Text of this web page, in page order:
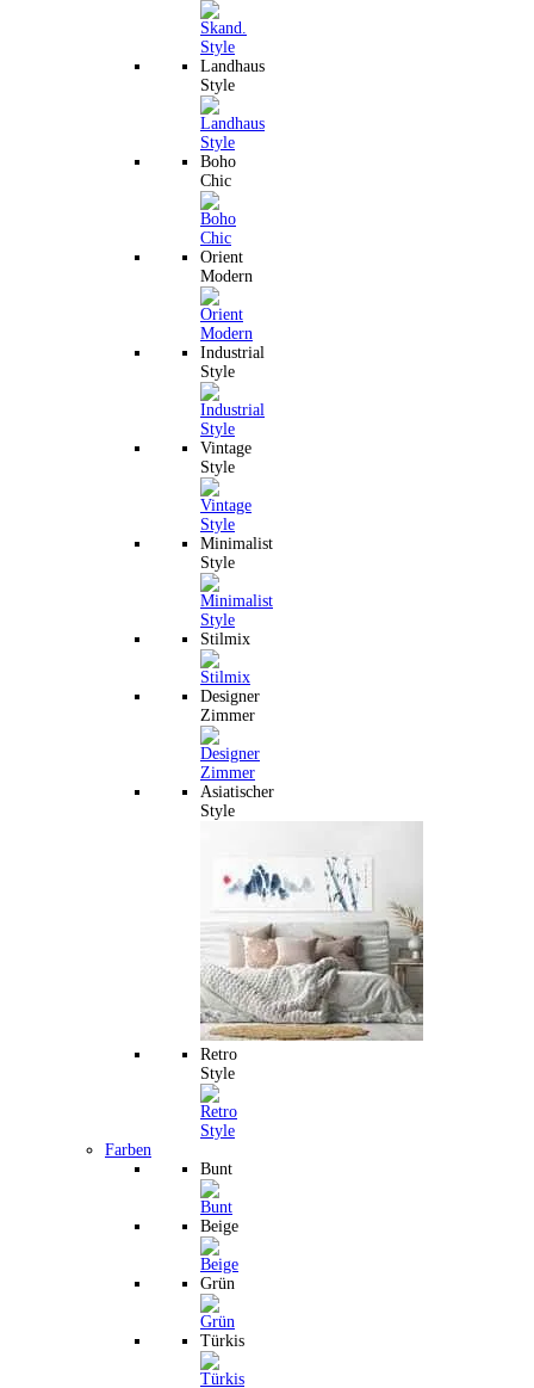
Landhaus
Style
Boho
Chic
Orient
Modern
Industrial
Style
Vintage
Style
Minimalist
Style
Stilmix
Designer
Zimmer
Asiatischer
Style
Retro
Style
Farben
Bunt
Beige
Grün
Türkis